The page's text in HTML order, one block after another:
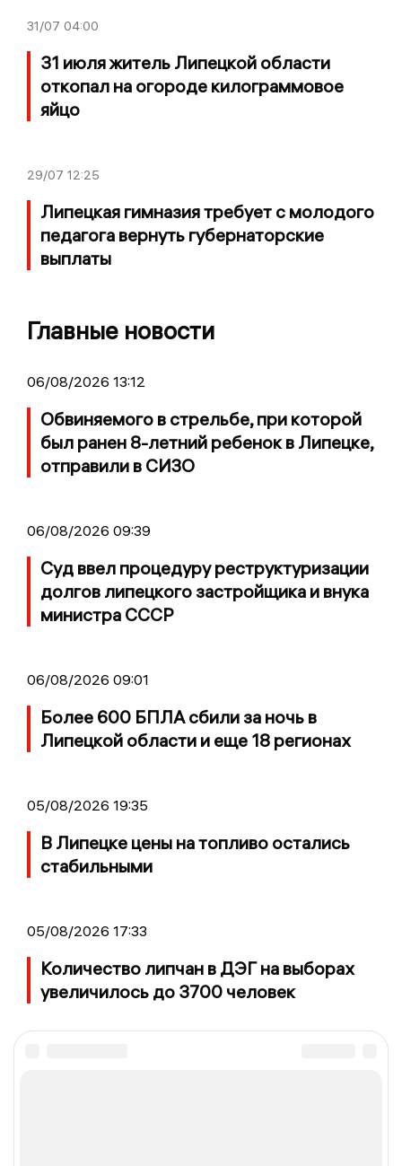
31/07 04:00
31 июля житель Липецкой области
откопал на огороде килограммовое
яйцо
29/07 12:25
Липецкая гимназия требует с молодого
педагога вернуть губернаторские
выплаты
Главные новости
06/08/2026 13:12
Обвиняемого в стрельбе, при которой
был ранен 8-летний ребенок в Липецке,
отправили в СИЗО
06/08/2026 09:39
Суд ввел процедуру реструктуризации
долгов липецкого застройщика и внука
министра СССР
06/08/2026 09:01
Более 600 БПЛА сбили за ночь в
Липецкой области и еще 18 регионах
05/08/2026 19:35
В Липецке цены на топливо остались
стабильными
05/08/2026 17:33
Количество липчан в ДЭГ на выборах
увеличилось до 3700 человек